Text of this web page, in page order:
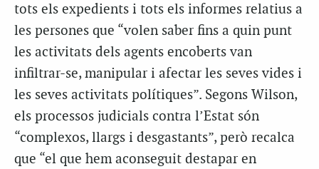
tots els expedients i tots els informes relatius a
les persones que “volen saber fins a quin punt
les activitats dels agents encoberts van
infiltrar-se, manipular i afectar les seves vides i
les seves activitats polítiques”. Segons Wilson,
els processos judicials contra l’Estat són
“complexos, llargs i desgastants”, però recalca
que “el que hem aconseguit destapar en